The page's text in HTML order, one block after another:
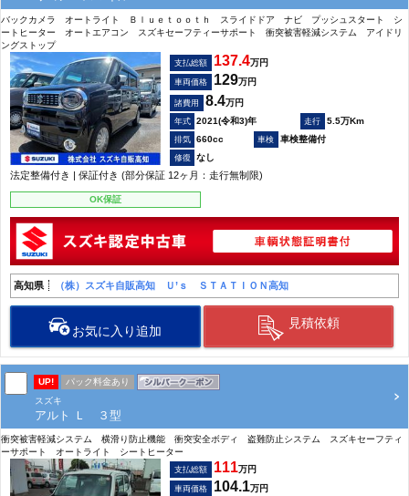
バックカメラ オートライト Ｂｌｕｅｔｏｏｔｈ スライドドア ナビ プッシュスタート シ
ートヒーター オートエアコン スズキセーフティーサポート 衝突被害軽減システム アイドリ
ングストップ
支払総額 137.4万円
車両価格 129万円
諸費用 8.4万円
2021(令和3)年
5.5万Km
660cc
車検整備付
なし
法定整備付き | 保証付き (部分保証 12ヶ月：走行無制限)
OK保証
高知県 （株）スズキ自販高知 Ｕ’ｓ ＳＴＡＴＩＯＮ高知
お気に入り追加
見積依頼
UP!
パック料金あり
スズキ
アルト Ｌ ３型
衝突被害軽減システム 横滑り防止機能 衝突安全ボディ 盗難防止システム スズキセーフティ
ーサポート オートライト シートヒーター
支払総額 111万円
車両価格 104.1万円